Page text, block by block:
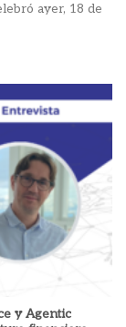
ayer, 18 de
y Agentic